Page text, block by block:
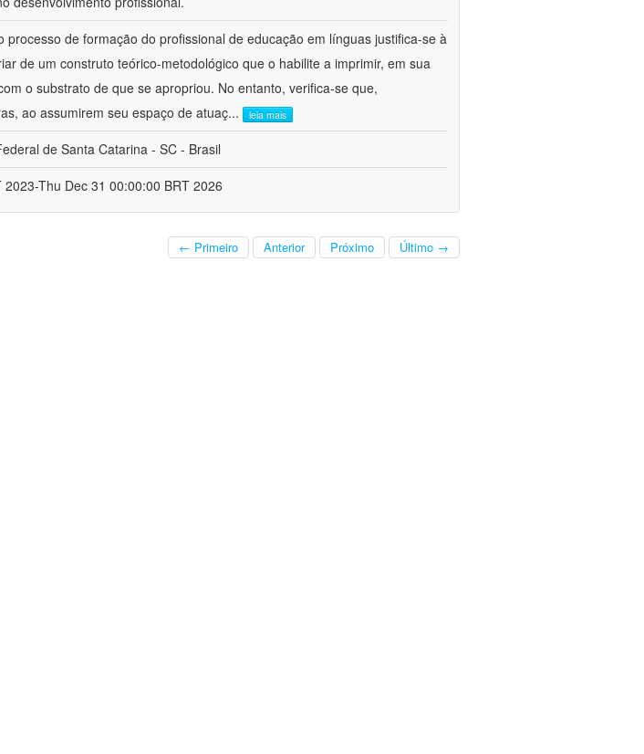
processo de formação do profissional de educação em línguas justifica-se à
de um construto teórico-metodológico que o habilite a imprimir, em sua
o substrato de que se apropriou. No entanto, verifica-se que,
ao assumirem seu espaço de atuaç... leia mais
de Santa Catarina - SC - Brasil
Thu Dec 31 00:00:00 BRT 2026
← Primeiro Anterior Próximo Último →